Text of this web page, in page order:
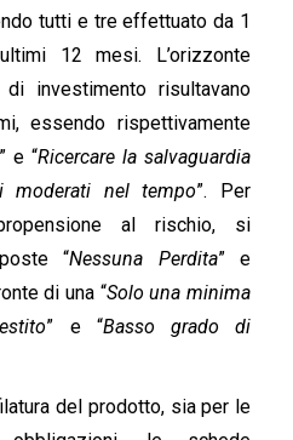
tutti e tre effettuato da 1
12 mesi. L’orizzonte
investimento risultavano
essendo rispettivamente
” e “Ricercare la salvaguardia
moderati nel tempo”. Per
al rischio, si
“Nessuna Perdita” e
di una “Solo una minima
” e “Basso grado di
del prodotto, sia per le